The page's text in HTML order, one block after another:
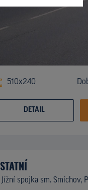
510x240
DETAIL
Jížní spojka sm. Smíchov,